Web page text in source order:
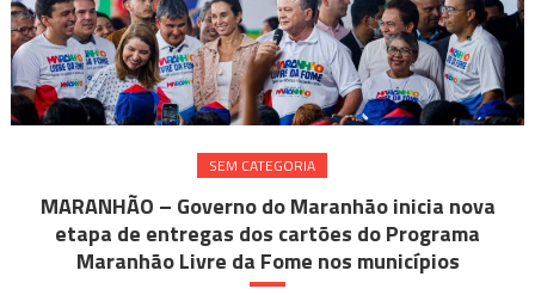
SEM CATEGORIA
MARANHÃO – Governo do Maranhão inicia nova
etapa de entregas dos cartões do Programa
Maranhão Livre da Fome nos municípios